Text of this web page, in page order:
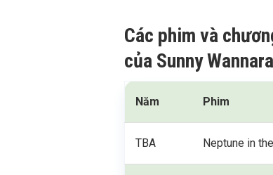
Các phim và
của Sunny
Năm Phim
TBA Neptune in